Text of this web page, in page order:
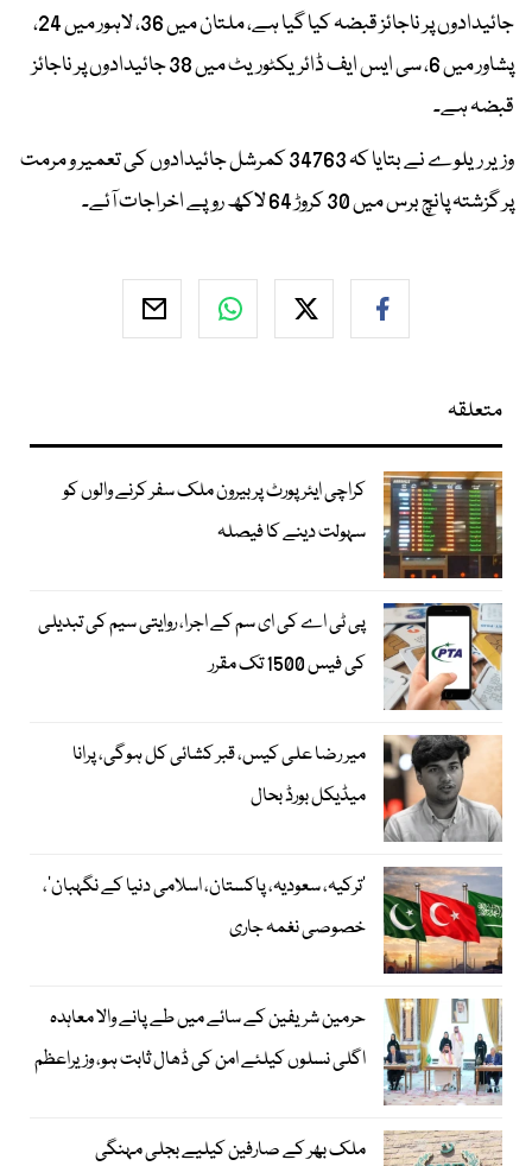
جائیدادوں پر ناجائز قبضہ کیا گیا ہے، ملتان میں 36، لاہور میں 24،
پشاور میں 6، سی ایس ایف ڈائریکٹوریٹ میں 38 جائیدادوں پر ناجائز
قبضہ ہے۔
وزیر ریلوے نے بتایا کہ 34763 کمرشل جائیدادوں کی تعمیر و مرمت
پر گزشتہ پانچ برس میں 30 کروڑ 64 لاکھ روپے اخراجات آئے۔
متعلقہ
کراچی ایئرپورٹ پر بیرون ملک سفر کرنے والوں کو
سہولت دینے کا فیصلہ
پی ٹی اے کی ای سم کے اجرا، روایتی سیم کی تبدیلی
کی فیس 1500 تک مقرر
میر رضا علی کیس، قبر کشائی کل ہوگی، پرانا
میڈیکل بورڈ بحال
‘ترکیہ، سعودیہ، پاکستان، اسلامی دنیا کے نگہبان’،
خصوصی نغمہ جاری
حرمین شریفین کے سائے میں طے پانے والا معاہدہ
اگلی نسلوں کیلئے امن کی ڈھال ثابت ہو، وزیراعظم
ملک بھر کے صارفین کیلیے بجلی مہنگی